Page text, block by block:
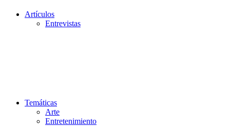
Artículos
Entrevistas
Temáticas
Arte
Entretenimiento